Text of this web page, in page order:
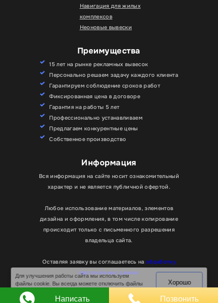
Навигация для жилых
комплексов
Неоновые вывески
Преимущества
15 лет на рынке рекламных вывесок
Персонально решаем задачу каждого клиента
Гарантируем соблюдение сроков работ
Фиксированная цена в договоре
Гарантия на работы 5 лет
Профессионально устанавливаем
Предлагаем конкурентные цены
Собственное производство
Информация
Вся информация на сайте носит ознакомительный
характер и не является публичной офертой.
Любое использование материалов, элементов
дизайна и оформления, в том числе копирование
происходит только с письменного разрешения
владельца сайта.
Оставляя заявку вы соглашаетесь на обработку
персональных данных
© RPKLUXEXPO 2025.
Для улучшения работы сайта мы используем
файлы cookie. Вы всегда можете отключить файлы
cookie в настройках браузера.
Хорошо
Написать Позвонить